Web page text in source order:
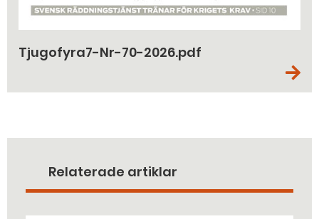
Tjugofyra7-Nr-70-2026.pdf
Relaterade artiklar